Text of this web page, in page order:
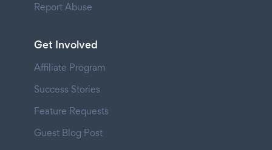
Report Abuse
Get Involved
Affiliate Program
Success Stories
Feature Requests
Guest Blog Post